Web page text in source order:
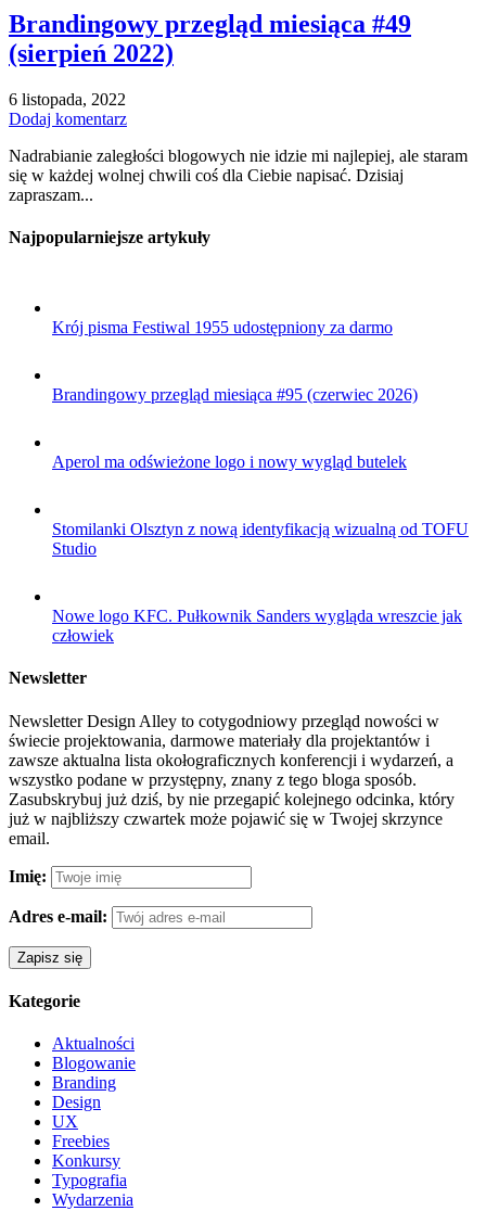
Brandingowy przegląd miesiąca #49
(sierpień 2022)
6 listopada, 2022
Dodaj komentarz
Nadrabianie zaległości blogowych nie idzie mi najlepiej, ale staram
się w każdej wolnej chwili coś dla Ciebie napisać. Dzisiaj
zapraszam...
Najpopularniejsze artykuły
Krój pisma Festiwal 1955 udostępniony za darmo
Brandingowy przegląd miesiąca #95 (czerwiec 2026)
Aperol ma odświeżone logo i nowy wygląd butelek
Stomilanki Olsztyn z nową identyfikacją wizualną od TOFU
Studio
Nowe logo KFC. Pułkownik Sanders wygląda wreszcie jak
człowiek
Newsletter
Newsletter Design Alley to cotygodniowy przegląd nowości w
świecie projektowania, darmowe materiały dla projektantów i
zawsze aktualna lista okołograficznych konferencji i wydarzeń, a
wszystko podane w przystępny, znany z tego bloga sposób.
Zasubskrybuj już dziś, by nie przegapić kolejnego odcinka, który
już w najbliższy czwartek może pojawić się w Twojej skrzynce
email.
Imię:
Adres e-mail:
Kategorie
Aktualności
Blogowanie
Branding
Design
UX
Freebies
Konkursy
Typografia
Wydarzenia